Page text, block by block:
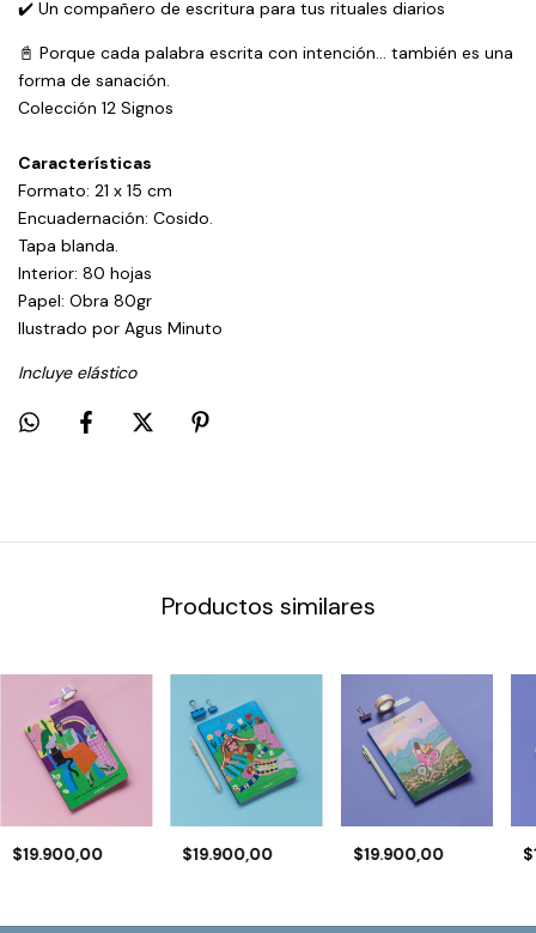
✔️ Un compañero de escritura para tus rituales diarios
📓 Porque cada palabra escrita con intención… también es una
forma de sanación.
Colección 12 Signos
Características
Formato: 21 x 15 cm
Encuadernación: Cosido.
Tapa blanda.
Interior: 80 hojas
Papel: Obra 80gr
Ilustrado por Agus Minuto
Incluye elástico
Productos similares
$19.900,00 $19.900,00 $19.900,00